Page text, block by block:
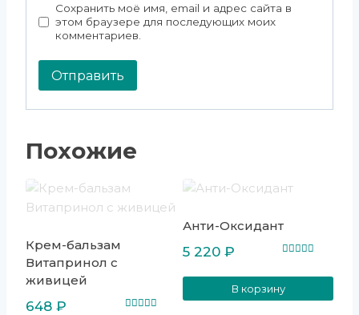
Сохранить моё имя, email и адрес сайта в
этом браузере для последующих моих
комментариев.
Похожие
Крем-бальзам
Витапринол с
живицей
648 ₽
Анти-Оксидант
5 220 ₽
В корзину